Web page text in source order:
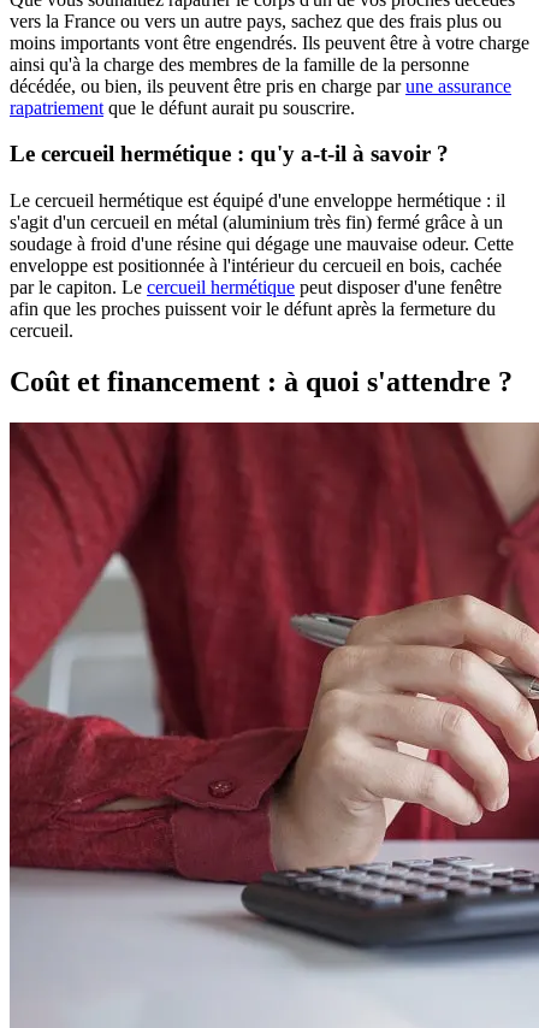
vers la France ou vers un autre pays, sachez que des frais plus ou
moins importants vont être engendrés. Ils peuvent être à votre charge
ainsi qu'à la charge des membres de la famille de la personne
décédée, ou bien, ils peuvent être pris en charge parune assurance
rapatriement que le défunt aurait pu souscrire.
Le cercueil hermétique : qu'y a-t-il à savoir ?
Le cercueil hermétique est équipé d'une enveloppe hermétique : il
s'agit d'un cercueil en métal (aluminium très fin) fermé grâce à un
soudage à froid d'une résine qui dégage une mauvaise odeur. Cette
enveloppe est positionnée à l'intérieur du cercueil en bois, cachée
par le capiton. Le cercueil hermétique peut disposer d'une fenêtre
afin que les proches puissent voir le défunt après la fermeture du
cercueil.
Coût et financement : à quoi s'attendre ?